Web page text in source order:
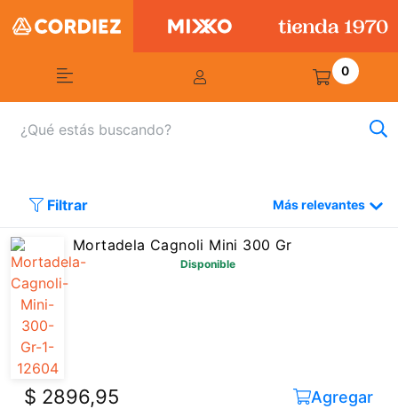
0
Filtrar Más relevantes
Mortadela Cagnoli Mini 300 Gr
Disponible
$ 2896,95 Agregar